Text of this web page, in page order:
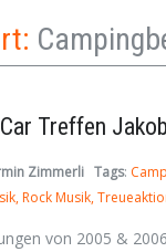
Treffen
Zimmerli Tags:
Rock Musik
von 2005 & 2006